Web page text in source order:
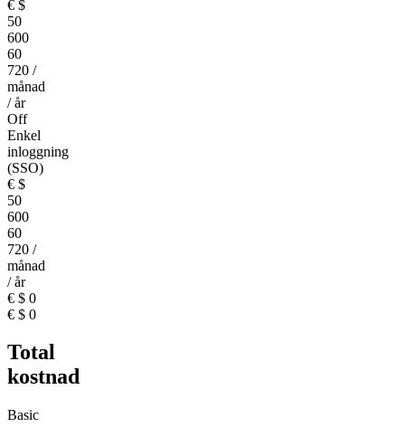
€ $
50
600
60
720 /
månad
/ år
Off
Enkel
inloggning
(SSO)
€ $
50
600
60
720 /
månad
/ år
€ $ 0
€ $ 0
Total
kostnad
Basic